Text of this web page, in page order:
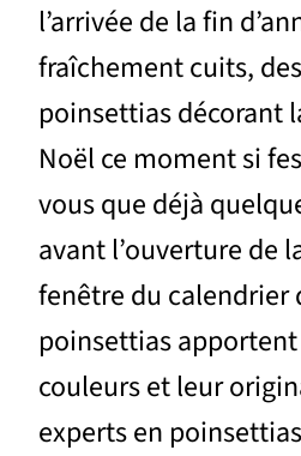
l’arrivée de la fin
fraîchement cuits,
poinsettias décorant
Noël ce moment si
vous que déjà
avant l’ouverture de
fenêtre du calendrier
poinsettias
couleurs et leur
experts en